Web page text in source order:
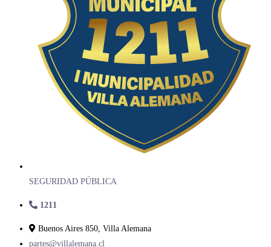
SEGURIDAD PÚBLICA
1211
Buenos Aires 850, Villa Alemana
partes@villalemana.cl